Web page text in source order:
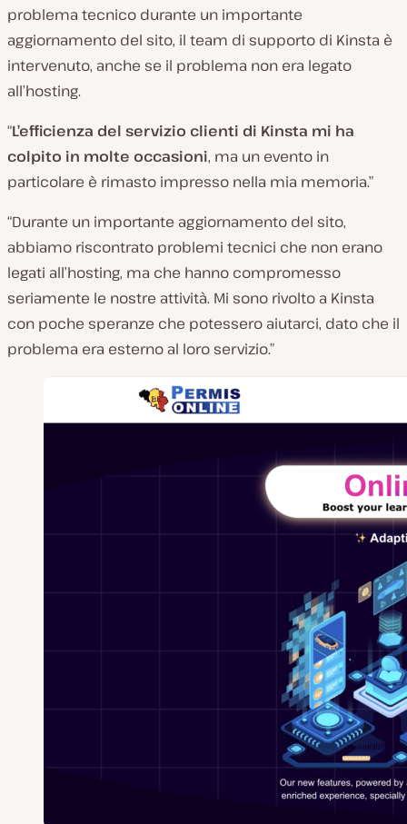
problema tecnico durante un importante
aggiornamento del sito, il team di supporto di Kinsta è
intervenuto, anche se il problema non era legato
all’hosting.
“L’efficienza del servizio clienti di Kinsta mi ha
colpito in molte occasioni, ma un evento in
particolare è rimasto impresso nella mia memoria.”
“Durante un importante aggiornamento del sito,
abbiamo riscontrato problemi tecnici che non erano
legati all’hosting, ma che hanno compromesso
seriamente le nostre attività. Mi sono rivolto a Kinsta
con poche speranze che potessero aiutarci, dato che il
problema era esterno al loro servizio.”